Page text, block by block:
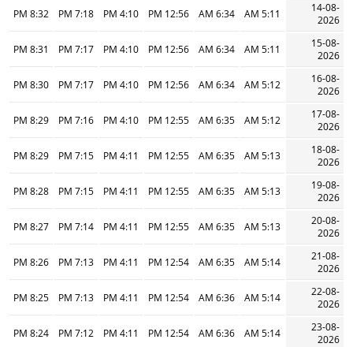
14-08-
2026
5:11 AM
6:34 AM
12:56 PM
4:10 PM
7:18 PM
8:32 PM
15-08-
2026
5:11 AM
6:34 AM
12:56 PM
4:10 PM
7:17 PM
8:31 PM
16-08-
2026
5:12 AM
6:34 AM
12:56 PM
4:10 PM
7:17 PM
8:30 PM
17-08-
2026
5:12 AM
6:35 AM
12:55 PM
4:10 PM
7:16 PM
8:29 PM
18-08-
2026
5:13 AM
6:35 AM
12:55 PM
4:11 PM
7:15 PM
8:29 PM
19-08-
2026
5:13 AM
6:35 AM
12:55 PM
4:11 PM
7:15 PM
8:28 PM
20-08-
2026
5:13 AM
6:35 AM
12:55 PM
4:11 PM
7:14 PM
8:27 PM
21-08-
2026
5:14 AM
6:35 AM
12:54 PM
4:11 PM
7:13 PM
8:26 PM
22-08-
2026
5:14 AM
6:36 AM
12:54 PM
4:11 PM
7:13 PM
8:25 PM
23-08-
2026
5:14 AM
6:36 AM
12:54 PM
4:11 PM
7:12 PM
8:24 PM